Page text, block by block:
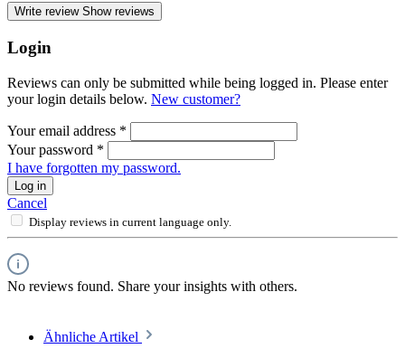
Write review Show reviews
Login
Reviews can only be submitted while being logged in. Please enter
your login details below. New customer?
Your email address *
Your password *
I have forgotten my password.
Log in
Cancel
Display reviews in current language only.
No reviews found. Share your insights with others.
Ähnliche Artikel